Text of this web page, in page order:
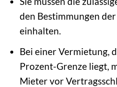
den Bestimmungen
einhalten.
Bei einer Vermietung,
Prozent-Grenze liegt,
Mieter vor